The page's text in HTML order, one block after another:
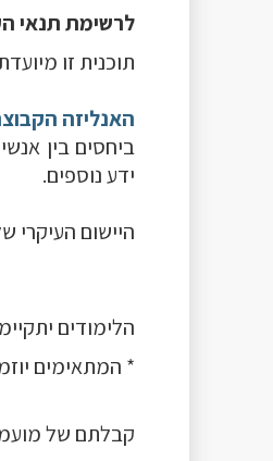
לרשימת תנאי
תוכנית זו
האנליזה
ביחסים בין
ידע נוספים.
היישום העיקרי
הלימודים יתקיימו בימי
* המתאימים
קבלתם של